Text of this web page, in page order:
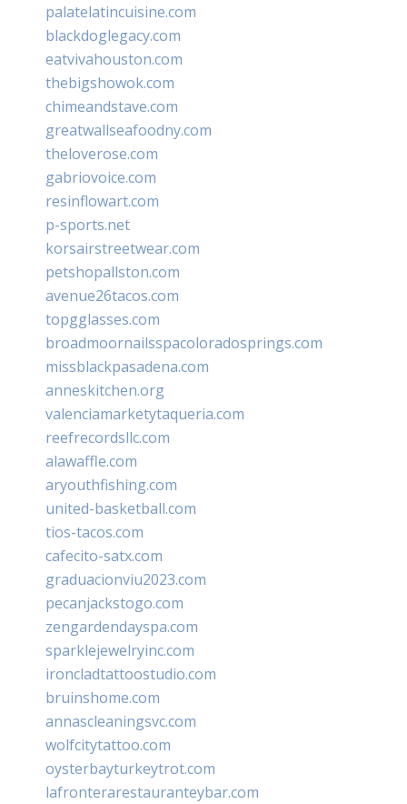
palatelatincuisine.com
blackdoglegacy.com
eatvivahouston.com
thebigshowok.com
chimeandstave.com
greatwallseafoodny.com
theloverose.com
gabriovoice.com
resinflowart.com
p-sports.net
korsairstreetwear.com
petshopallston.com
avenue26tacos.com
topgglasses.com
broadmoornailsspacoloradosprings.com
missblackpasadena.com
anneskitchen.org
valenciamarketytaqueria.com
reefrecordsllc.com
alawaffle.com
aryouthfishing.com
united-basketball.com
tios-tacos.com
cafecito-satx.com
graduacionviu2023.com
pecanjackstogo.com
zengardendayspa.com
sparklejewelryinc.com
ironcladtattoostudio.com
bruinshome.com
annascleaningsvc.com
wolfcitytattoo.com
oysterbayturkeytrot.com
lafronterarestauranteybar.com